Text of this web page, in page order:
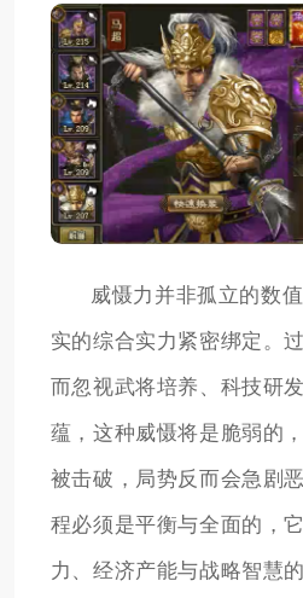
威慑力并非孤立的数
实的综合实力紧密绑定。
而忽视武将培养、科技研
蕴，这种威慑将是脆弱的
被击破，局势反而会急剧
程必须是平衡与全面的，
力、经济产能与战略智慧